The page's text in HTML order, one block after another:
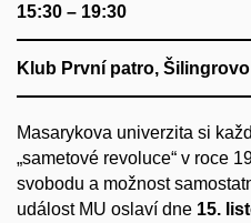
15:30 – 19:30
Klub První patro,
Masarykova univerzita si
„sametové revoluce“ v roce
svobodu a možnost
událost MU oslaví dne 15.